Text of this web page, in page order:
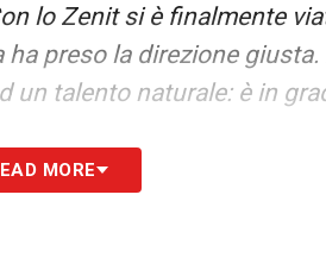
lo Zenit si è finalmente
preso la direzione
un talento naturale: è in
anche con la prima
MORE